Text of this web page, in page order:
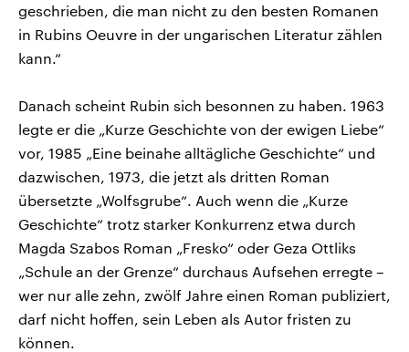
geschrieben, die man nicht zu den besten Romanen
in Rubins Oeuvre in der ungarischen Literatur zählen
kann.“
Danach scheint Rubin sich besonnen zu haben. 1963
legte er die „Kurze Geschichte von der ewigen Liebe“
vor, 1985 „Eine beinahe alltägliche Geschichte“ und
dazwischen, 1973, die jetzt als dritten Roman
übersetzte „Wolfsgrube“. Auch wenn die „Kurze
Geschichte“ trotz starker Konkurrenz etwa durch
Magda Szabos Roman „Fresko“ oder Geza Ottliks
„Schule an der Grenze“ durchaus Aufsehen erregte –
wer nur alle zehn, zwölf Jahre einen Roman publiziert,
darf nicht hoffen, sein Leben als Autor fristen zu
können.